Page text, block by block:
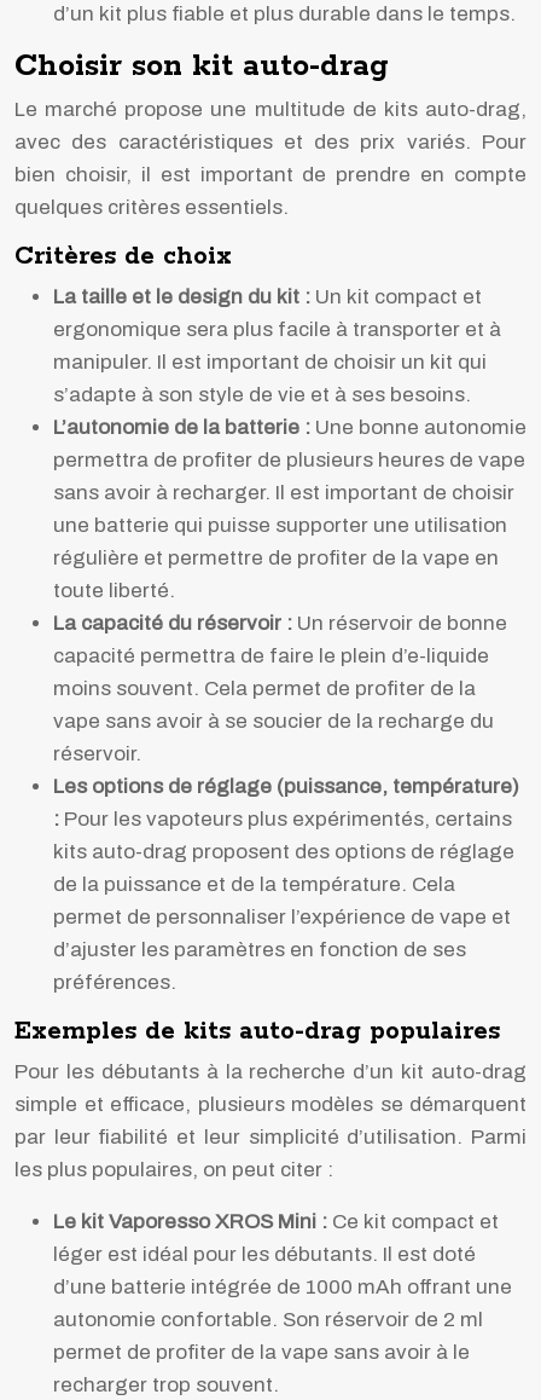
d’un kit plus fiable et plus durable dans le temps.
Choisir son kit auto-drag
Le marché propose une multitude de kits auto-drag,
avec des caractéristiques et des prix variés. Pour
bien choisir, il est important de prendre en compte
quelques critères essentiels.
Critères de choix
La taille et le design du kit : Un kit compact et
ergonomique sera plus facile à transporter et à
manipuler. Il est important de choisir un kit qui
s’adapte à son style de vie et à ses besoins.
L’autonomie de la batterie : Une bonne autonomie
permettra de profiter de plusieurs heures de vape
sans avoir à recharger. Il est important de choisir
une batterie qui puisse supporter une utilisation
régulière et permettre de profiter de la vape en
toute liberté.
La capacité du réservoir : Un réservoir de bonne
capacité permettra de faire le plein d’e-liquide
moins souvent. Cela permet de profiter de la
vape sans avoir à se soucier de la recharge du
réservoir.
Les options de réglage (puissance, température)
: Pour les vapoteurs plus expérimentés, certains
kits auto-drag proposent des options de réglage
de la puissance et de la température. Cela
permet de personnaliser l’expérience de vape et
d’ajuster les paramètres en fonction de ses
préférences.
Exemples de kits auto-drag populaires
Pour les débutants à la recherche d’un kit auto-drag
simple et efficace, plusieurs modèles se démarquent
par leur fiabilité et leur simplicité d’utilisation. Parmi
les plus populaires, on peut citer :
Le kit Vaporesso XROS Mini : Ce kit compact et
léger est idéal pour les débutants. Il est doté
d’une batterie intégrée de 1000 mAh offrant une
autonomie confortable. Son réservoir de 2 ml
permet de profiter de la vape sans avoir à le
recharger trop souvent.